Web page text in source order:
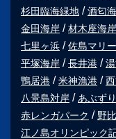
杉田臨海緑地
酒匂
金田海岸
材木座海岸
七里ヶ浜
佐島マリ
平塚海岸
長井港
鴨居港
米神漁港
八景島対岸
あぶず
赤レンガパーク
野
江ノ島オリンピック